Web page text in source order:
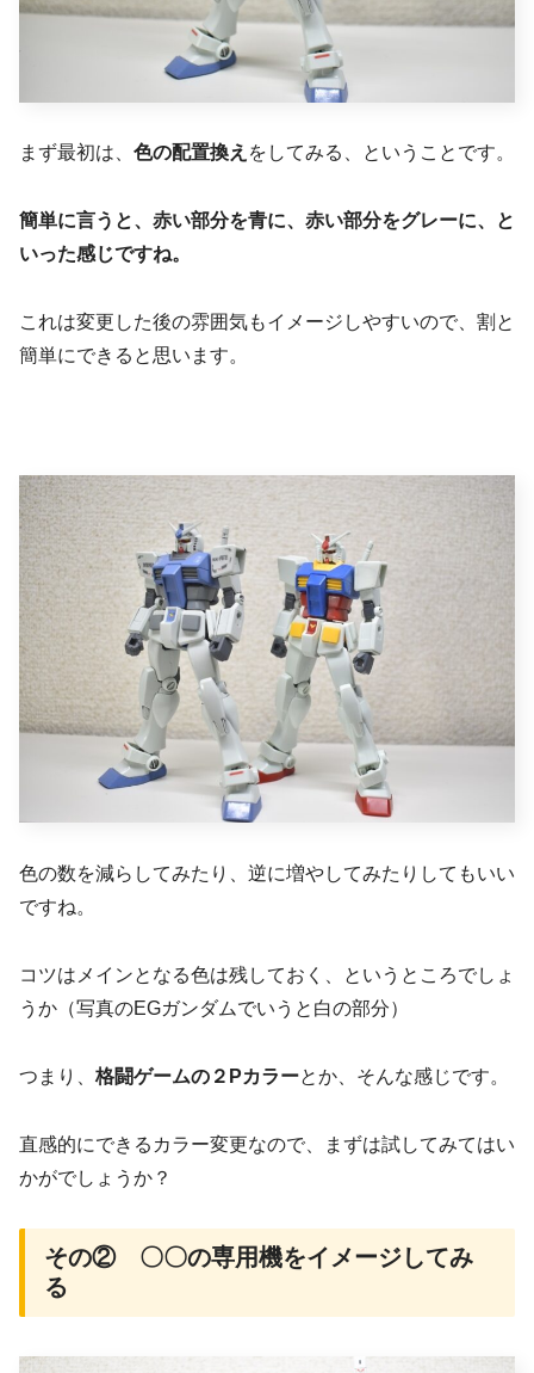
まず最初は、 色の配置換え をしてみる、ということです。
簡単に言うと、赤い部分を青に、赤い部分をグレーに、と
いった感じですね。
これは変更した後の雰囲気もイメージしやすいので、割と
簡単にできると思います。
色の数を減らしてみたり、逆に増やしてみたりしてもいい
ですね。
コツはメインとなる色は残しておく、というところでしょ
うか（写真のEGガンダムでいうと白の部分）
つまり、 格闘ゲームの２Pカラーとか、そんな感じです。
直感的にできるカラー変更なので、まずは試してみてはい
かがでしょうか？
その② 〇〇の専用機をイメージしてみ
る